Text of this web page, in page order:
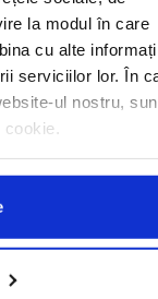
la modul în care
cu alte
serviciilor lor. În
ul nostru,